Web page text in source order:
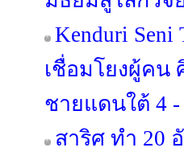
Kenduri Seni
เชื่อมโยงผู้ค
ชายแดนใต้ 4
สาริศ ทำ 20